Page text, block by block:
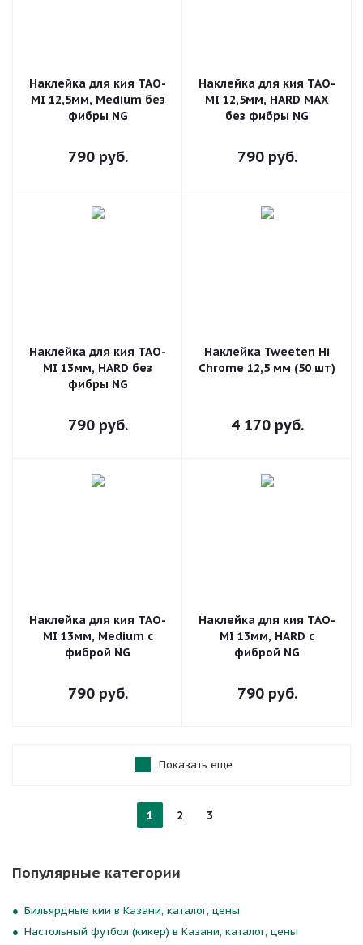
Наклейка для кия TAO-
MI 12,5мм, Medium без
фибры NG
790руб.
Наклейка для кия TAO-
MI 12,5мм, HARD MAX
без фибры NG
790руб.
Наклейка для кия TAO-
MI 13мм, HARD без
фибры NG
790руб.
Наклейка Tweeten Hi
Chrome 12,5 мм (50 шт)
4 170руб.
Наклейка для кия TAO-
MI 13мм, Medium с
фиброй NG
790руб.
Наклейка для кия TAO-
MI 13мм, HARD с
фиброй NG
790руб.
Показать еще
1 2 3
Популярные категории
Бильярдные кии в Казани, каталог, цены
Настольный футбол (кикер) в Казани, каталог, цены